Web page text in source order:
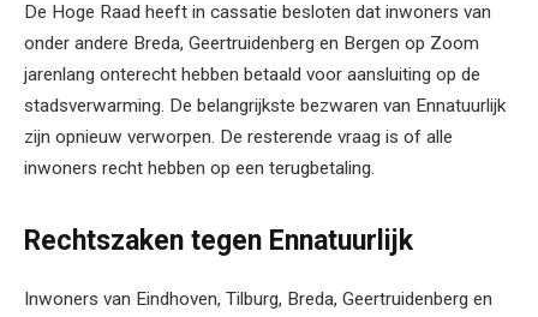
De Hoge Raad heeft in cassatie besloten dat inwoners van
onder andere Breda, Geertruidenberg en Bergen op Zoom
jarenlang onterecht hebben betaald voor aansluiting op de
stadsverwarming. De belangrijkste bezwaren van Ennatuurlijk
zijn opnieuw verworpen. De resterende vraag is of alle
inwoners recht hebben op een terugbetaling.
Rechtszaken tegen Ennatuurlijk
Inwoners van Eindhoven, Tilburg, Breda, Geertruidenberg en